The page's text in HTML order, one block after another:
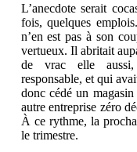
L’anecdote serait
fois, quelques
n’en est pas à son
vertueux. Il abritait
de vrac elle aussi,
responsable, et qui
donc cédé un
autre entreprise zéro
À ce rythme, la
le trimestre.